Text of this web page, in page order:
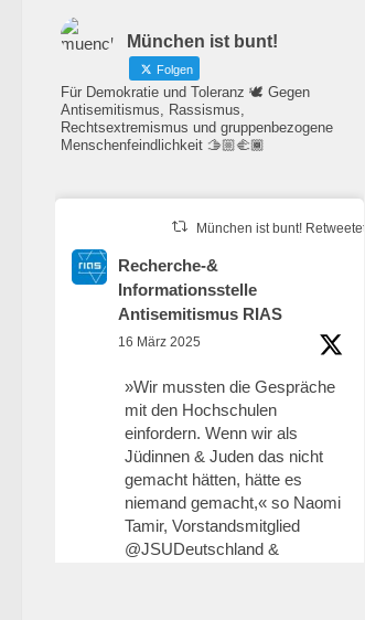
München ist bunt!
Folgen
Für Demokratie und Toleranz 🕊️ Gegen
Antisemitismus, Rassismus,
Rechtsextremismus und gruppenbezogene
Menschenfeindlichkeit 🫱🏼‍🫲🏾
München ist bunt! Retweetet
Recherche-&
Informationsstelle
Antisemitismus RIAS
16 März 2025
»Wir mussten die Gespräche
mit den Hochschulen
einfordern. Wenn wir als
Jüdinnen & Juden das nicht
gemacht hätten, hätte es
niemand gemacht,« so Naomi
Tamir, Vorstandsmitglied
@JSUDeutschland &